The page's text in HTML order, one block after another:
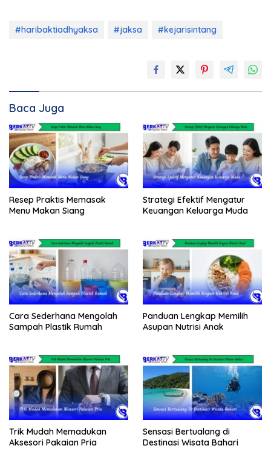
#haribaktiadhyaksa #jaksa #kejarisintang
Baca Juga
Resep Praktis Memasak
Menu Makan Siang
Strategi Efektif Mengatur
Keuangan Keluarga Muda
Cara Sederhana Mengolah
Sampah Plastik Rumah
Panduan Lengkap Memilih
Asupan Nutrisi Anak
Trik Mudah Memadukan
Aksesori Pakaian Pria
Sensasi Bertualang di
Destinasi Wisata Bahari